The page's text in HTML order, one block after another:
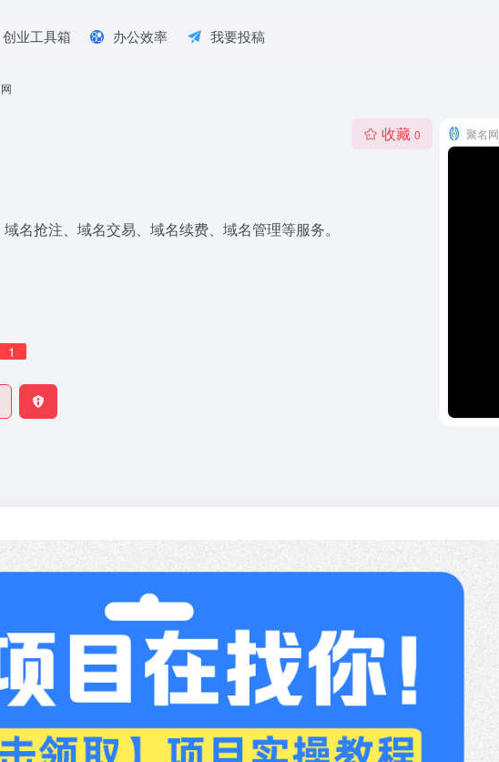
创业工具箱 办公效率 我要投稿
收藏 0
名抢注、域名交易、域名续费、域名管理等服务。
1
聚名网